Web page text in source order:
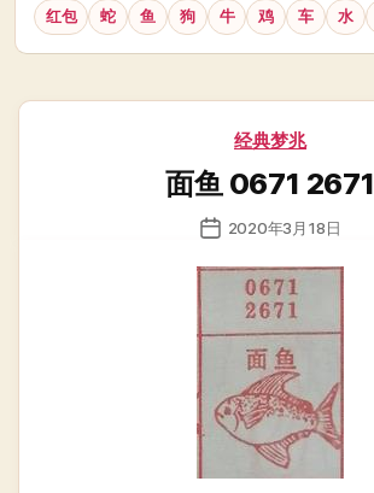
红包 蛇 鱼 狗 牛 鸡 车 水
分
经典梦兆
面鱼 0671 2671
发
日
2020年3月18日